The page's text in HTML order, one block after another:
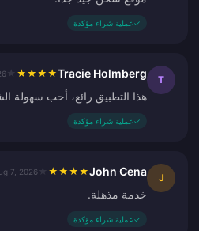
✓عملية شراء مؤكدة
T
Tracie Holmberg
★
★
★
★
هذا التطبيق رائع، أحب سهولة
✓عملية شراء مؤكدة
J
John Cena
★
★
★
★
7, 2026
خدمة مذهلة.
✓عملية شراء مؤكدة